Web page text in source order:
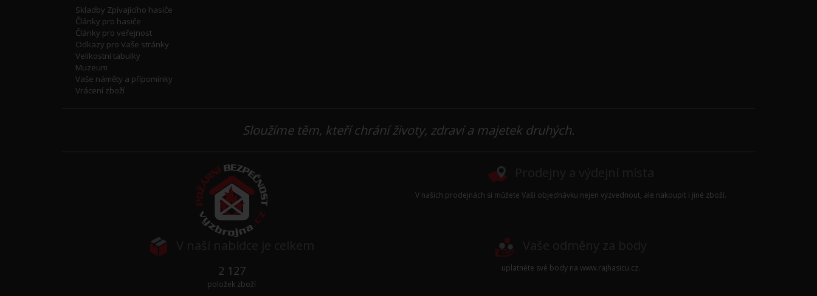
Skladby Zpívajícího hasiče
Články pro hasiče
Články pro veřejnost
Odkazy pro Vaše stránky
Velikostní tabulky
Muzeum
Vaše náměty a přípomínky
Vrácení zboží
Sloužíme těm, kteří chrání životy, zdraví a majetek druhých.
V našich prodejnách si můžete Vaši objednávku nejen vyzvednout, ale nakoupit i jiné zboží.
2 127
položek zboží
uplatněte své body na www.rajhasicu.cz.